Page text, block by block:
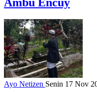
Ayo Netizen Senin 17 Nov